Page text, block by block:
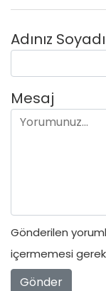
Adınız
Mesaj
Gönderilen
içermemesi
Gönder